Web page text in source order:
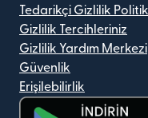
Tedarikçi Gizlilik
Gizlilik Tercihleriniz
Gizlilik Yardım Merkezi
Güvenlik
Erişilebilirlik